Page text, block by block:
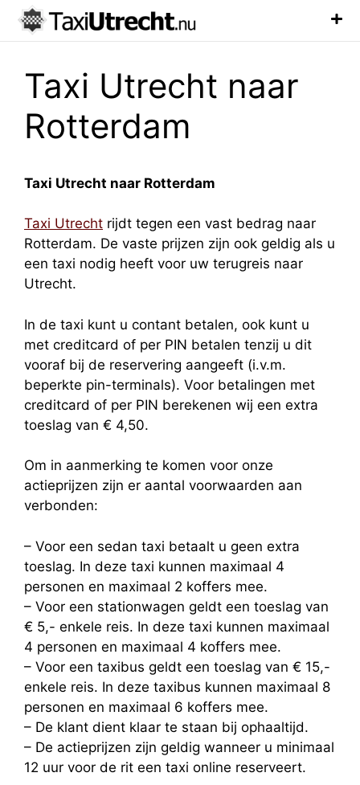
Taxi Utrecht naar
Rotterdam
Taxi Utrecht naar Rotterdam
Taxi Utrecht rijdt tegen een vast bedrag naar
Rotterdam. De vaste prijzen zijn ook geldig als u
een taxi nodig heeft voor uw terugreis naar
Utrecht.
In de taxi kunt u contant betalen, ook kunt u
met creditcard of per PIN betalen tenzij u dit
vooraf bij de reservering aangeeft (i.v.m.
beperkte pin-terminals). Voor betalingen met
creditcard of per PIN berekenen wij een extra
toeslag van € 4,50.
Om in aanmerking te komen voor onze
actieprijzen zijn er aantal voorwaarden aan
verbonden:
– Voor een sedan taxi betaalt u geen extra
toeslag. In deze taxi kunnen maximaal 4
personen en maximaal 2 koffers mee.
– Voor een stationwagen geldt een toeslag van
€ 5,- enkele reis. In deze taxi kunnen maximaal
4 personen en maximaal 4 koffers mee.
– Voor een taxibus geldt een toeslag van € 15,-
enkele reis. In deze taxibus kunnen maximaal 8
personen en maximaal 6 koffers mee.
– De klant dient klaar te staan bij ophaaltijd.
– De actieprijzen zijn geldig wanneer u minimaal
12 uur voor de rit een taxi online reserveert.